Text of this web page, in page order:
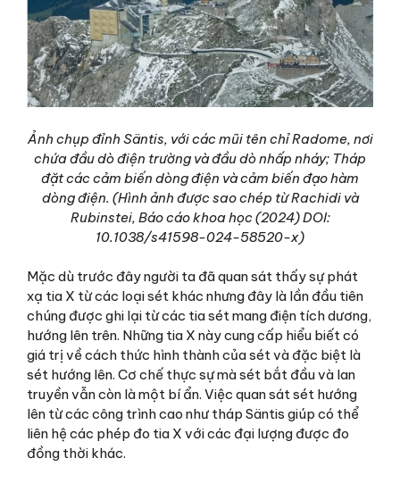
Ảnh chụp đỉnh Säntis, với các mũi tên chỉ Radome, nơi
chứa đầu dò điện trường và đầu dò nhấp nháy; Tháp
đặt các cảm biến dòng điện và cảm biến đạo hàm
dòng điện. (Hình ảnh được sao chép từ Rachidi và
Rubinstei, Báo cáo khoa học (2024) DOI:
10.1038/s41598-024-58520-x)
Mặc dù trước đây người ta đã quan sát thấy sự phát
xạ tia X từ các loại sét khác nhưng đây là lần đầu tiên
chúng được ghi lại từ các tia sét mang điện tích dương,
hướng lên trên. Những tia X này cung cấp hiểu biết có
giá trị về cách thức hình thành của sét và đặc biệt là
sét hướng lên. Cơ chế thực sự mà sét bắt đầu và lan
truyền vẫn còn là một bí ẩn. Việc quan sát sét hướng
lên từ các công trình cao như tháp Säntis giúp có thể
liên hệ các phép đo tia X với các đại lượng được đo
đồng thời khác.